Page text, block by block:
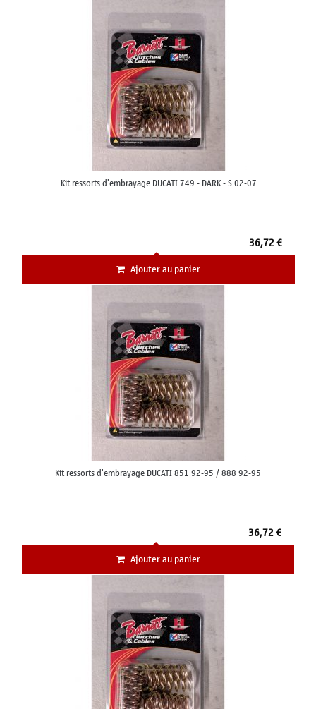
Kit ressorts d'embrayage DUCATI 749 - DARK - S 02-07
36,72 €
Ajouter au panier
Kit ressorts d'embrayage DUCATI 851 92-95 / 888 92-95
36,72 €
Ajouter au panier